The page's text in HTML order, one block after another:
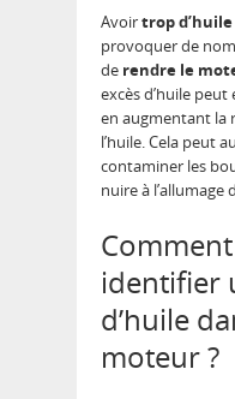
Avoirtrop d’huile
provoquer de
de rendre le
excès d’huile
en augmentant la
l’huile. Cela peut
contaminer les
nuire à l’allumage
identifier
d’huile
moteur ?